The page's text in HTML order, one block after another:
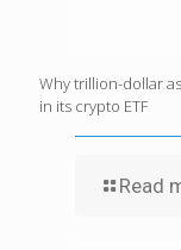
Why trillion-dollar
in its crypto ETF
Read